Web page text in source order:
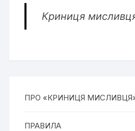
Криниця
ПРО «КРИНИЦЯ
ПРАВИЛА